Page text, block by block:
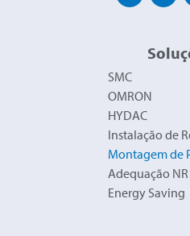
SMC
OMRON
HYDAC
Instalação de
Montagem de
Adequação
Energy Saving